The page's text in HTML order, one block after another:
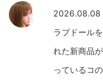
2026.08.08
ラブドール
れた新商品
っているコ